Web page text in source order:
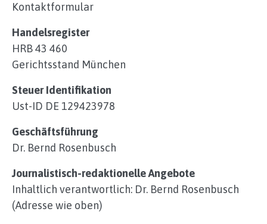
Kontaktformular
Handelsregister
HRB 43 460
Gerichtsstand München
Steuer Identifikation
Ust-ID DE 129423978
Geschäftsführung
Dr. Bernd Rosenbusch
Journalistisch-redaktionelle Angebote
Inhaltlich verantwortlich: Dr. Bernd Rosenbusch
(Adresse wie oben)